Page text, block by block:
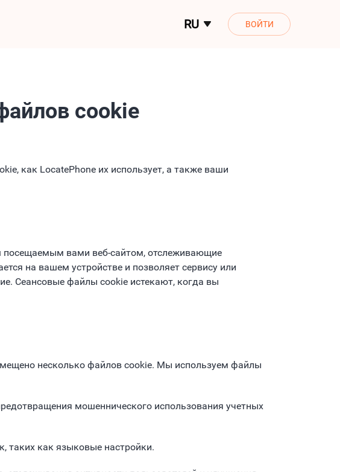
RU ВОЙТИ
cookie
как LocatePhone их использует, а также ваши
вами веб-сайтом, отслеживающие
на вашем устройстве и позволяет сервису или
Сеансовые файлы cookie истекают, когда вы
несколько файлов cookie. Мы используем файлы
мошеннического использования учетных
таких как языковые настройки.